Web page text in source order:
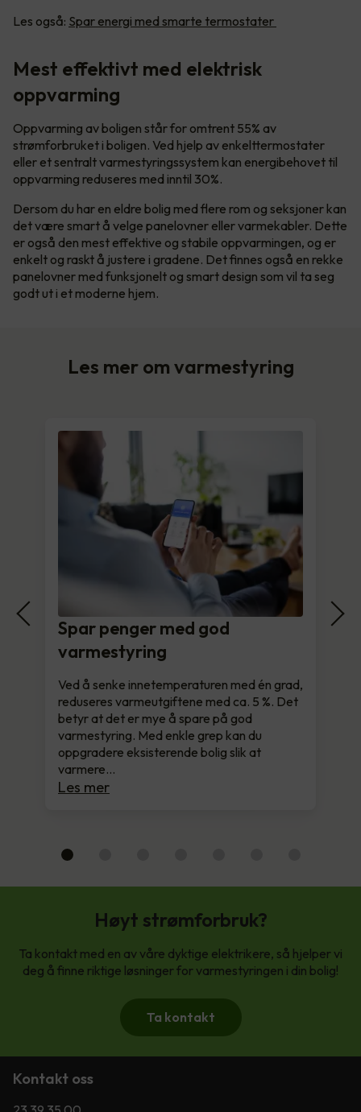
Les også: Spar energi med smarte termostater
Mest effektivt med elektrisk
oppvarming
Oppvarming av boligen står for omtrent 55% av
strømforbruket i boligen. Ved hjelp av enkelttermostater
eller et sentralt varmestyringssystem kan energibehovet til
oppvarming reduseres med inntil 30%.
Dersom du har en eldre bolig med flere rom og seksjoner kan
det være smart å velge panelovner eller varmekabler. Dette
er også den mest effektive og stabile oppvarmingen, og er
enkelt og raskt å justere i gradene. Det finnes også en rekke
panelovner med funksjonelt og smart design som vil ta seg
godt ut i et moderne hjem.
Les mer om varmestyring
Spar penger med god
varmestyring
Ved å senke innetemperaturen med én grad,
reduseres varmeutgiftene med ca. 5 %. Det
betyr at det er mye å spare på god
varmestyring. Med enkle grep kan du
oppgradere eksisterende bolig slik at
varmere…
Les mer
Høyt strømforbruk?
Ta kontakt med en av våre dyktige elektrikere, så hjelper vi
deg å finne riktige løsninger for varmestyringen i din bolig!
Ta kontakt
Kontakt oss